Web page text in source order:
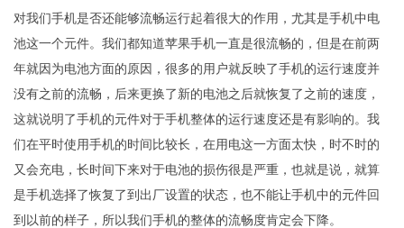
对我们手机是否还能够流畅运行起着很大的作用，尤其是手机中电
池这一个元件。我们都知道苹果手机一直是很流畅的，但是在前两
年就因为电池方面的原因，很多的用户就反映了手机的运行速度并
没有之前的流畅，后来更换了新的电池之后就恢复了之前的速度，
这就说明了手机的元件对于手机整体的运行速度还是有影响的。我
们在平时使用手机的时间比较长，在用电这一方面太快，时不时的
又会充电，长时间下来对于电池的损伤很是严重，也就是说，就算
是手机选择了恢复了到出厂设置的状态，也不能让手机中的元件回
到以前的样子，所以我们手机的整体的流畅度肯定会下降。